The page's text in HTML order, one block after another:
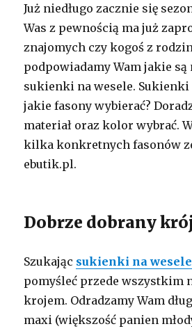
Już niedługo zacznie się
Was z pewnością ma już
znajomych czy kogoś z
podpowiadamy Wam jakie
sukienki na wesele. Sukienki
jakie fasony wybierać?
materiał oraz kolor wybrać.
kilka konkretnych fasonów
ebutik.pl.
Dobrze dobrany
Szukając sukienki na wesele
pomyśleć przede wszystkim
krojem. Odradzamy Wam
maxi (większość panien